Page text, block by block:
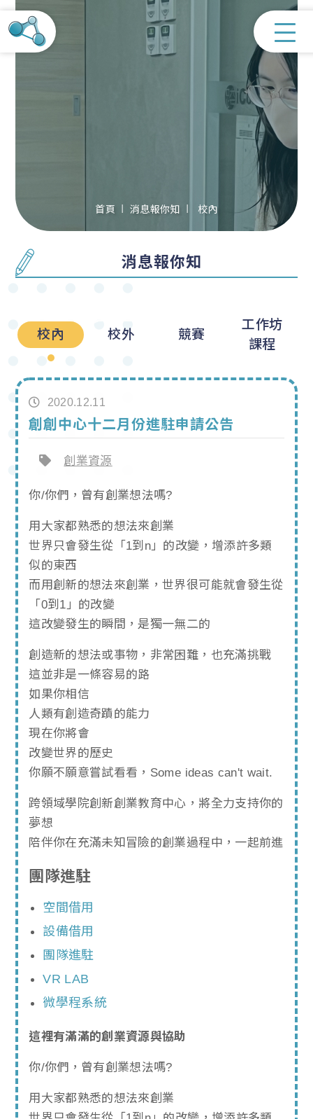
首頁 消息報你知 校內
消息報你知
校內 校外 競賽
工作坊
課程
2020.12.11
創創中心十二月份進駐申請公告
創業資源
你/你們，曾有創業想法嗎?
用大家都熟悉的想法來創業
世界只會發生從「1到n」的改變，增添許多類
似的東西
而用創新的想法來創業，世界很可能就會發生從
「0到1」的改變
這改變發生的瞬間，是獨一無二的
創造新的想法或事物，非常困難，也充滿挑戰
這並非是一條容易的路
如果你相信
人類有創造奇蹟的能力
現在你將會
改變世界的歷史
你願不願意嘗試看看，Some ideas can't wait.
跨領域學院創新創業教育中心，將全力支持你的
夢想
陪伴你在充滿未知冒險的創業過程中，一起前進
團隊進駐
空間借用
設備借用
團隊進駐
VR LAB
微學程系統
這裡有滿滿的創業資源與協助
你/你們，曾有創業想法嗎?
用大家都熟悉的想法來創業